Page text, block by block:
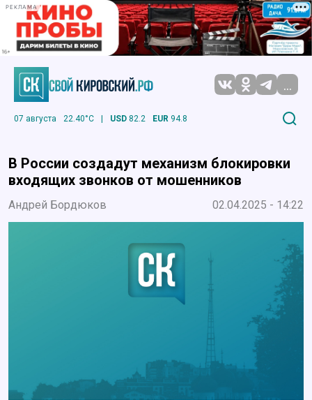
РЕКЛАМА
...
07 августа 22.40°C | USD 82.2 EUR 94.8
В России создадут механизм блокировки
входящих звонков от мошенников
Андрей Бордюков 02.04.2025 - 14:22